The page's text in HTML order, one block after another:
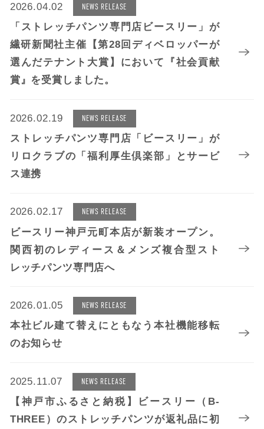
2026.04.02 NEWS RELEASE
「ストレッチパンツ専門店ビースリー」が
繊研新聞社主催【第28回ディベロッパーが
選んだテナント大賞】において『社会貢献
賞』を受賞しました。
2026.02.19 NEWS RELEASE
ストレッチパンツ専門店「ビースリー」が
リロクラブの「福利厚生倶楽部」とサービ
ス連携
2026.02.17 NEWS RELEASE
ビースリー神戸元町本店が新装オープン。
関西初のレディース＆メンズ複合型スト
レッチパンツ専門店へ
2026.01.05 NEWS RELEASE
本社ビル建て替えにともなう本社機能移転
のお知らせ
2025.11.07 NEWS RELEASE
【神戸市ふるさと納税】ビースリー（B-
THREE）のストレッチパンツが返礼品に初